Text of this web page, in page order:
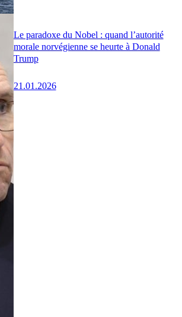
Le paradoxe du Nobel : quand l’autorité
morale norvégienne se heurte à Donald
Trump
21.01.2026